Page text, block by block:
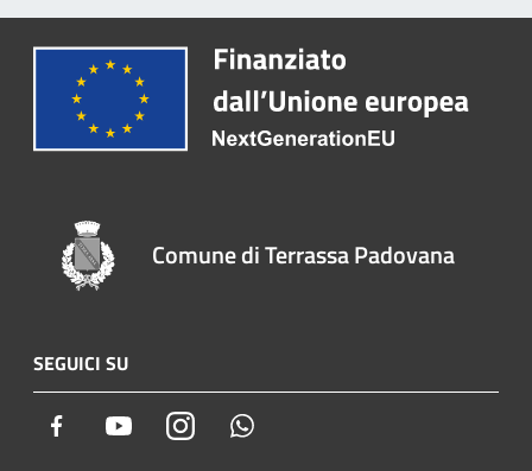
Comune di Terrassa Padovana
SEGUICI SU
Facebook YoutubeInstagram